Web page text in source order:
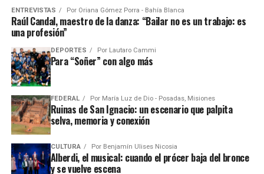
ENTREVISTAS Por Oriana Gómez Porra - Bahía Blanca
Raúl Candal, maestro de la danza: “Bailar no es un trabajo: es
una profesión”
DEPORTES Por Lautaro Cammi
Para “Soñer” con algo más
FEDERAL Por María Luz de Dio - Posadas, Misiones
Ruinas de San Ignacio: un escenario que palpita
selva, memoria y conexión
CULTURA Por Benjamín Ulises Nicosia
Alberdi, el musical: cuando el prócer baja del bronce
y se vuelve escena